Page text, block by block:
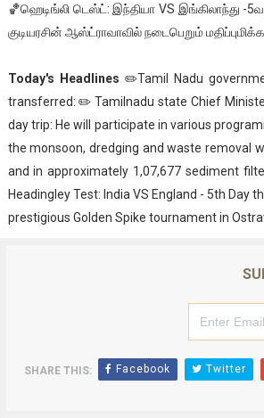
🏀ஹெடிங்லி டெஸ்ட்: இந்தியா VS இங்கிலாந்து -
குடியரசின் ஆஸ்ட்ராவாவில் நடைபெறும்
Today's Headlines ✏️Tamil Nadu
transferred: ✏️ Tamilnadu state Chief
day trip: He will participate in various
the monsoon, dredging and waste removal
and in approximately 1,07,677 sediment
Headingley Test: India VS England - 5th Day
prestigious Golden Spike tournament in
SHARE THIS: Facebook Twitter